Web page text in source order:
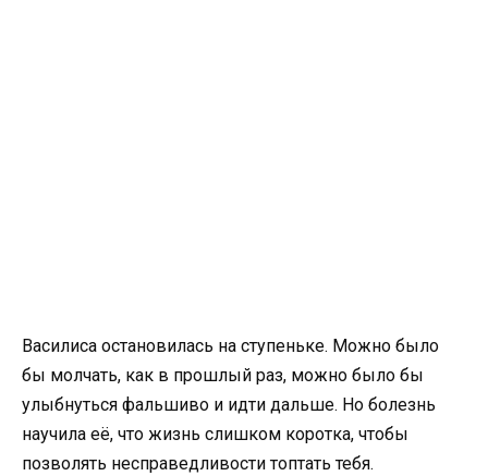
Василиса остановилась на ступеньке. Можно было
бы молчать, как в прошлый раз, можно было бы
улыбнуться фальшиво и идти дальше. Но болезнь
научила её, что жизнь слишком коротка, чтобы
позволять несправедливости топтать тебя.